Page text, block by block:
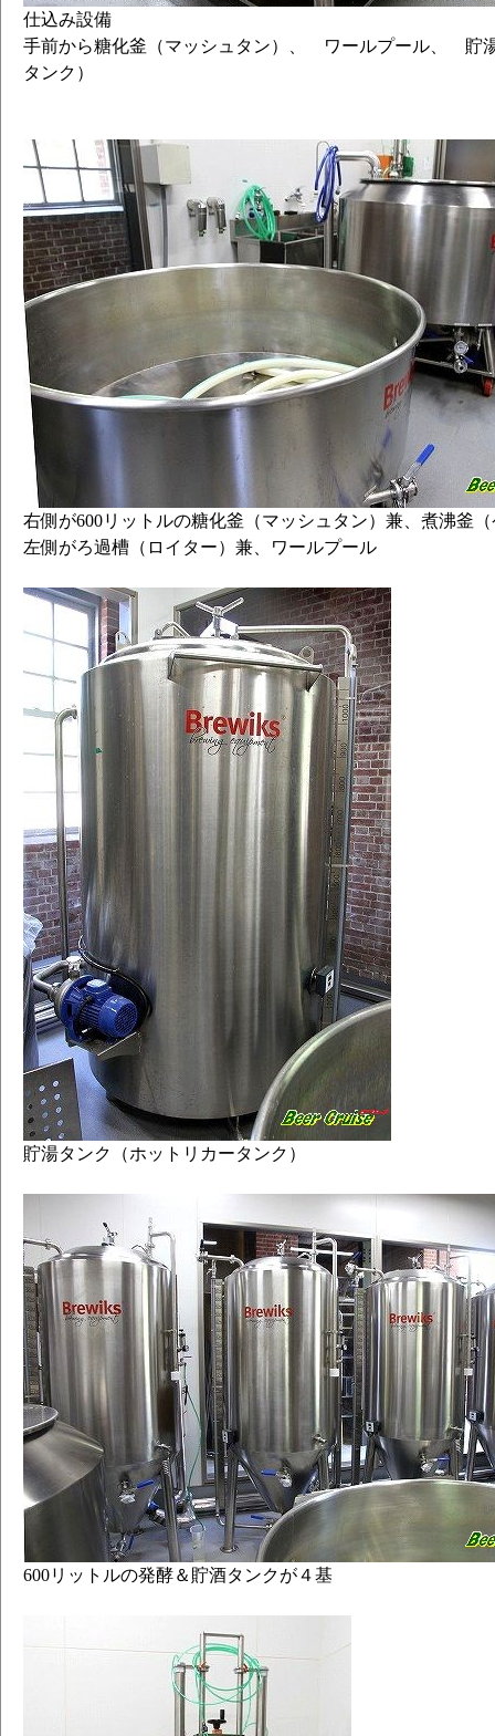
仕込み設備
手前から糖化釜（マッシュタン）、 ワールプール、 貯
タンク）
右側が600リットルの糖化釜（マッシュタン）兼、煮沸釜
左側がろ過槽（ロイター）兼、ワールプール
貯湯タンク（ホットリカータンク）
600リットルの発酵＆貯酒タンクが４基